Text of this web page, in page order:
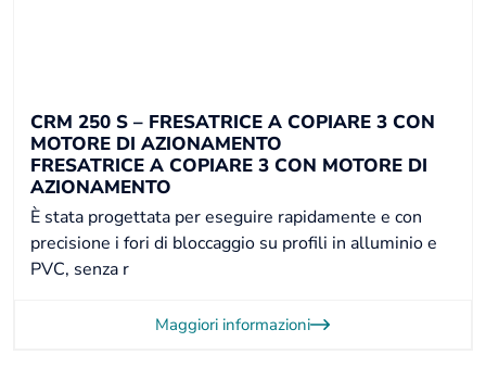
CRM 250 S – FRESATRICE A COPIARE 3 CON
MOTORE DI AZIONAMENTO
FRESATRICE A COPIARE 3 CON MOTORE DI
AZIONAMENTO
È stata progettata per eseguire rapidamente e con
precisione i fori di bloccaggio su profili in alluminio e
PVC, senza r
Maggiori informazioni